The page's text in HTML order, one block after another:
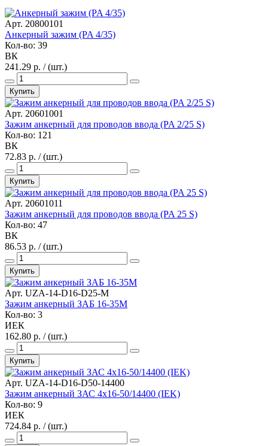
Арт. 20800101
Анкерный зажим (PA 4/35)
Кол-во: 39
ВК
241.29 р. / (шт.)
Купить
Арт. 20601001
Зажим анкерный для проводов ввода (PA 2/25 S)
Кол-во: 121
ВК
72.83 р. / (шт.)
Купить
Арт. 20601011
Зажим анкерный для проводов ввода (PA 25 S)
Кол-во: 47
ВК
86.53 р. / (шт.)
Купить
Арт. UZA-14-D16-D25-M
Зажим анкерный ЗАБ 16-35М
Кол-во: 3
ИЕК
162.80 р. / (шт.)
Купить
Арт. UZA-14-D16-D50-14400
Зажим анкерный ЗАС 4х16-50/14400 (IEK)
Кол-во: 9
ИЕК
724.84 р. / (шт.)